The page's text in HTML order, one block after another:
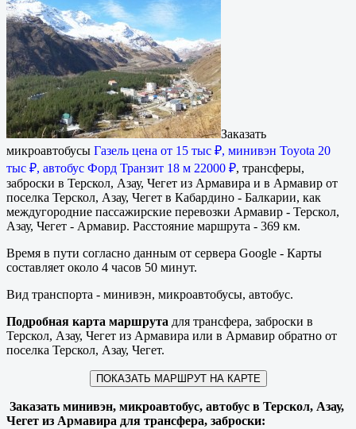
Заказать
микроавтобусы Газель цена от 15 тыс ₽, минивэн Toyota 20
тыс ₽, автобус Форд Транзит 18 м 22000 ₽, трансферы,
заброски в Терскол, Азау, Чегет из Армавира и в Армавир от
поселка Терскол, Азау, Чегет в Кабардино - Балкарии, как
междугородние пассажирские перевозки Армавир - Терскол,
Азау, Чегет - Армавир. Расстояние маршрута - 369 км.
Время в пути согласно данным от сервера Google - Карты
составляет около 4 часов 50 минут.
Вид транспорта - минивэн, микроавтобусы, автобус.
Подробная карта маршрута для трансфера, заброски в
Терскол, Азау, Чегет из Армавира или в Армавир обратно от
поселка Терскол, Азау, Чегет.
ПОКАЗАТЬ МАРШРУТ НА КАРТЕ
Заказать минивэн, микроавтобус, автобус в Терскол, Азау,
Чегет из Армавира для трансфера, заброски: